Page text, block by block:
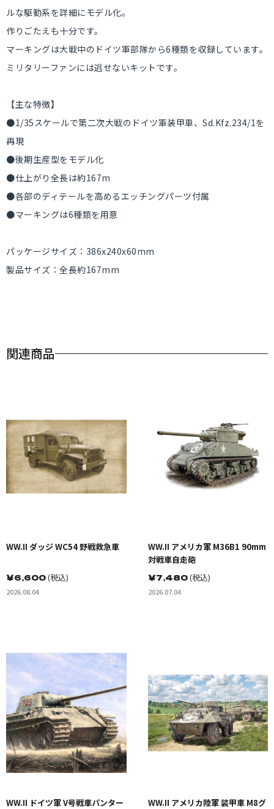
ルな駆動系を詳細にモデル化。
作りごたえも十分です。
マーキングは大戦中のドイツ軍部隊から6種類を収録しています。
ミリタリーファンには逃せないキットです。
【主な特徴】
●1/35スケールで第二次大戦のドイツ軍装甲車、Sd.Kfz.234/1を
再現
●後期生産型をモデル化
●仕上がり全長は約167m
●各部のディテールを高めるエッチングパーツ付属
●マーキングは6種類を用意
パッケージサイズ：386x240x60mm
製品サイズ：全長約167mm
関連商品
WW.II ダッジ WC54 野戦救急車
￥6,600(税込)
2026.08.04
WW.II アメリカ軍 M36B1 90mm
対戦車自走砲
￥7,480(税込)
2026.07.04
WW.II ドイツ軍 V号戦車パンター
WW.II アメリカ陸軍 装甲車 M8グ